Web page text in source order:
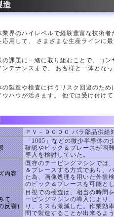
造
業界のハイレベルで経験豊富な技術
応用して、 さまざまな生産ラインに
の課題に一緒に取り組むことで、コ
ンテナンスまで、 お客様と一体とな
の製造や検査に伴うリスク回避のた
ウハウが活きます。 他では受け付け
ＰＶ－９０００ バラ部品供給
「1005」などの微少半導体
確認やピック＆プレースが困
導入を検討していた。
内容
既存のテーピングマシンでは
＆プレースする方式であり、
た為、画像処理を用いた外観
のピック＆プレースを可能と
て
反響)
目視での検査は、相当の時間
ーピングマシンの導入により
り、ミスも激減した。作業効
間で製造することが出来るよ